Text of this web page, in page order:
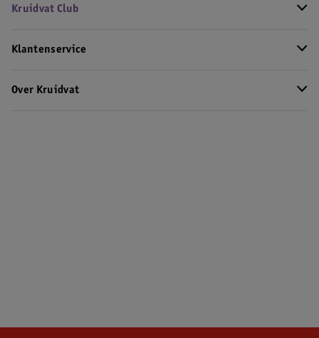
Kruidvat Club
Klantenservice
Over Kruidvat